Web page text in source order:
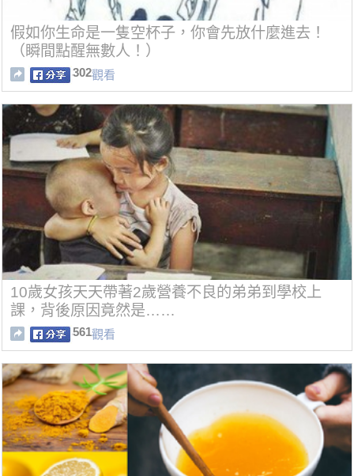
假如你生命是一隻空杯子，你會先放什麼進去！
（瞬間點醒無數人！）
302觀看
10歲女孩天天帶著2歲營養不良的弟弟到學校上
課，背後原因竟然是……
561觀看